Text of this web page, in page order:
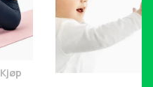
Legg Magetrener, 6-rørs
Kjøp